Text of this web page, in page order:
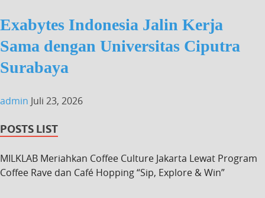
Exabytes Indonesia Jalin Kerja
Sama dengan Universitas Ciputra
Surabaya
admin Juli 23, 2026
POSTS LIST
MILKLAB Meriahkan Coffee Culture Jakarta Lewat Program
Coffee Rave dan Café Hopping “Sip, Explore & Win”